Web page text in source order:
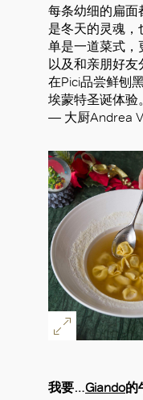
每条幼细的扁面
是冬天的灵魂，
单是一道菜式，
以及和亲朋好
在Pici品尝鲜刨
埃蒙特圣诞体验
— 大厨Andrea
我要…Giando的